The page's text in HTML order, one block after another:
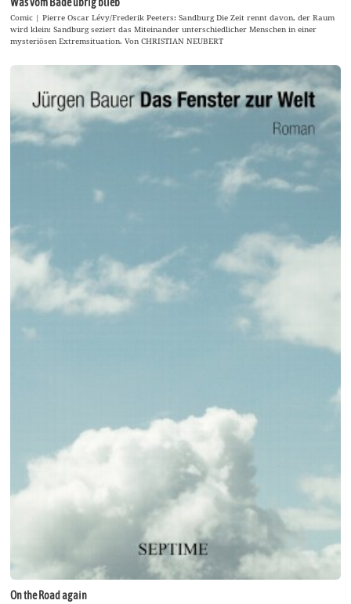
Comic | Pierre Oscar Lévy/Frederik Peeters: Sandburg Die Zeit rennt davon, der Raum
wird klein: Sandburg seziert das Miteinander unterschiedlicher Menschen in einer
mysteriösen Extremsituation. Von CHRISTIAN NEUBERT
On the Road again